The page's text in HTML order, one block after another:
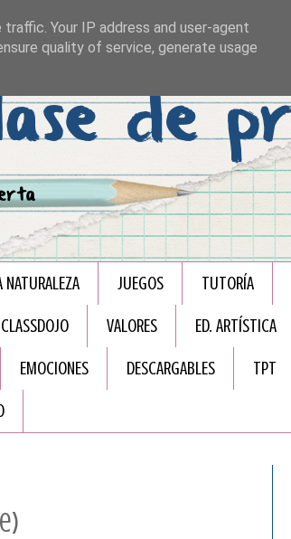
NATURALEZA JUEGOS TUTORÍA
CLASSDOJO VALORES ED. ARTÍSTICA
EMOCIONES DESCARGABLES TPT
Your IP address and user-agent
quality of service, generate usage